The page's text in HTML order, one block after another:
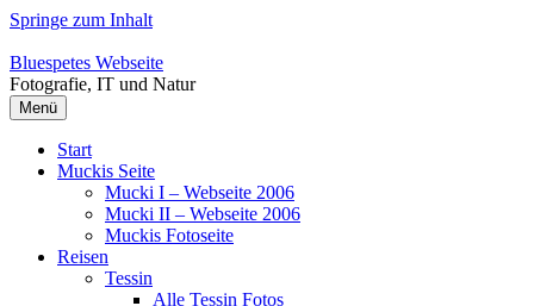
Springe zum Inhalt
Bluespetes Webseite
Fotografie, IT und Natur
Menü
Start
Muckis Seite
Mucki I – Webseite 2006
Mucki II – Webseite 2006
Muckis Fotoseite
Reisen
Tessin
Alle Tessin Fotos